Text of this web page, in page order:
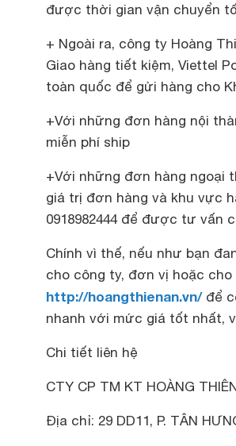
được thời gian vận chuyển
+ Ngoài ra, công ty Hoàng
Giao hàng tiết kiệm, Viettel
toàn quốc để gửi hàng cho
+Với những đơn hàng nội
miễn phí ship
+Với những đơn hàng ngoại
giá trị đơn hàng và khu vực
0918982444 để được tư vấn
Chính vì thế, nếu như bạn
cho công ty, đơn vị hoặc
http://hoangthienan.vn/để
nhanh với mức giá tốt nhất,
Chi tiết liên hệ
CTY CP TM KT HOÀNG
Địa chỉ: 29 DD11, P. TÂN